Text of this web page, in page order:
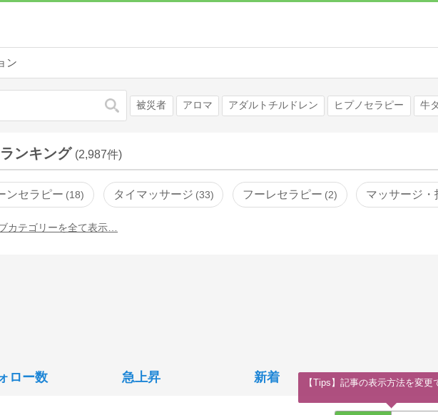
ン
検索 被災者 アロマ アダルトチルドレン ヒプノセラピー 牛
ンキング (2,987件)
ンセラピー 18 タイマッサージ 33 フーレセラピー 2 マッサージ・
カテゴリーを全て表示…
ロー数 急上昇 新着 【Tips】記事の表示方法を変更